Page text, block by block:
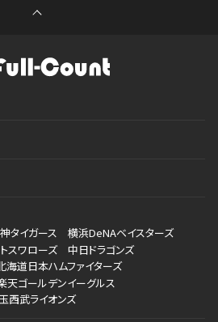
タイガース
横浜DeNAベイスターズ
スワローズ
中日ドラゴンズ
海道日本ハムファイターズ
天ゴールデンイーグルス
西武ライオンズ